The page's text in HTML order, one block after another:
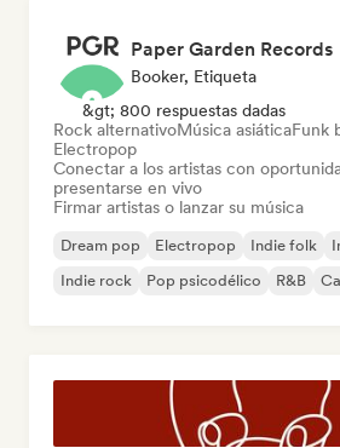
Paper Garden Records
Booker, Etiqueta
&gt; 800 respuestas dadas
Rock alternativoMúsica asiáticaFunk
Electropop
Conectar a los artistas con
presentarse en vivo
Firmar artistas o lanzar su música
Dream pop Electropop Indie folk
Indie rock
Pop psicodélico R&B